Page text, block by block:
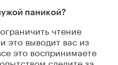
паникой?
чтение
это выводит вас из
это воспринимаете
следите за